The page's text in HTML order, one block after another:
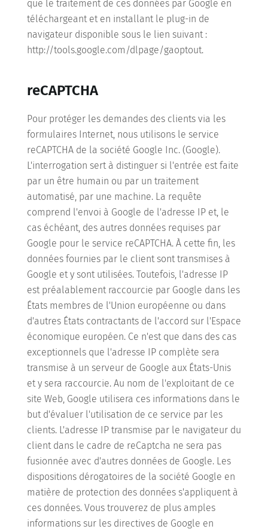
que le traitement de ces données par Google en
téléchargeant et en installant le plug-in de
navigateur disponible sous le lien suivant :
http://tools.google.com/dlpage/gaoptout.
reCAPTCHA
Pour protéger les demandes des clients via les
formulaires Internet, nous utilisons le service
reCAPTCHA de la société Google Inc. (Google).
L'interrogation sert à distinguer si l'entrée est faite
par un être humain ou par un traitement
automatisé, par une machine. La requête
comprend l'envoi à Google de l'adresse IP et, le
cas échéant, des autres données requises par
Google pour le service reCAPTCHA. À cette fin, les
données fournies par le client sont transmises à
Google et y sont utilisées. Toutefois, l'adresse IP
est préalablement raccourcie par Google dans les
États membres de l'Union européenne ou dans
d'autres États contractants de l'accord sur l'Espace
économique européen. Ce n'est que dans des cas
exceptionnels que l'adresse IP complète sera
transmise à un serveur de Google aux États-Unis
et y sera raccourcie. Au nom de l'exploitant de ce
site Web, Google utilisera ces informations dans le
but d'évaluer l'utilisation de ce service par les
clients. L'adresse IP transmise par le navigateur du
client dans le cadre de reCaptcha ne sera pas
fusionnée avec d'autres données de Google. Les
dispositions dérogatoires de la société Google en
matière de protection des données s'appliquent à
ces données. Vous trouverez de plus amples
informations sur les directives de Google en